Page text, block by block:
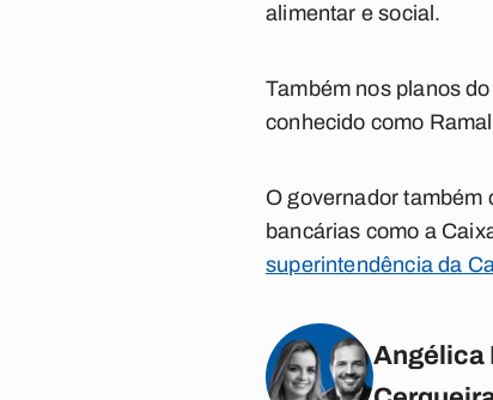
alimentar e social.
Também nos planos
conhecido como
O governador também
bancárias como a
superintendência da
Angélica